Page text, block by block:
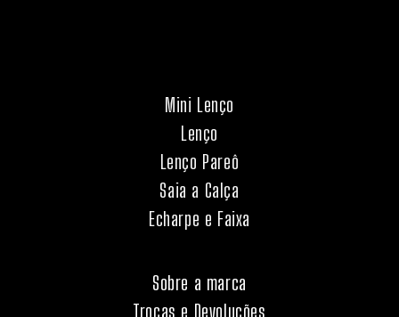
Mini Lenço
Lenço
Lenço Pareô
Saia a Calça
Echarpe e Faixa
Sobre a marca
Trocas e Devoluções